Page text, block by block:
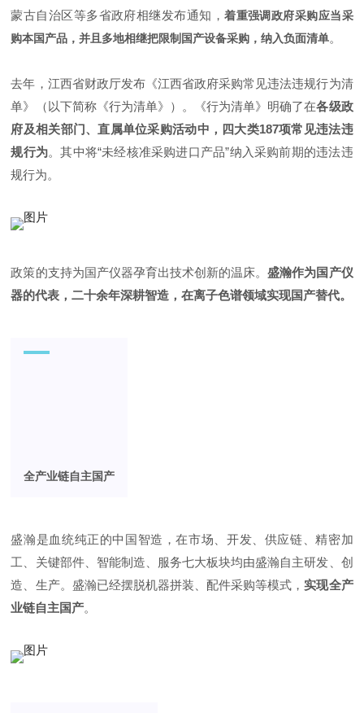
蒙古自治区等多省政府相继发布通知，着重强调政府采购应当采
购本国产品，并且多地相继把限制国产设备采购，纳入负面清单。
去年，江西省财政厅发布《江西省政府采购常见违法违规行为清
单》（以下简称《行为清单》）。《行为清单》明确了在各级政
府及相关部门、直属单位采购活动中，四大类187项常见违法违
规行为。其中将“未经核准采购进口产品”纳入采购前期的违法违
规行为。
政策的支持为国产仪器孕育出技术创新的温床。盛瀚作为国产仪
器的代表，二十余年深耕智造，在离子色谱领域实现国产替代。
全产业链自主国产
盛瀚是血统纯正的中国智造，在市场、开发、供应链、精密加
工、关键部件、智能制造、服务七大板块均由盛瀚自主研发、创
造、生产。盛瀚已经摆脱机器拼装、配件采购等模式，实现全产
业链自主国产。